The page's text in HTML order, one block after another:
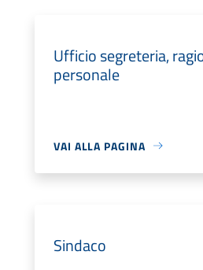
Ufficio segreteria,
personale
VAI ALLA PAGINA
Sindaco